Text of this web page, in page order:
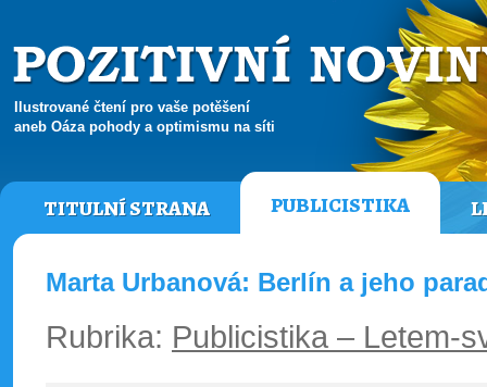
Ilustrované čtení pro vaše potěšení
aneb Oáza pohody a optimismu na síti
TITULNÍ STRANA PUBLICISTIKA
Marta Urbanová: Berlín a jeho
Rubrika: Publicistika – Letem-